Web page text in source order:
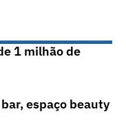
1 milhão de
espaço beauty